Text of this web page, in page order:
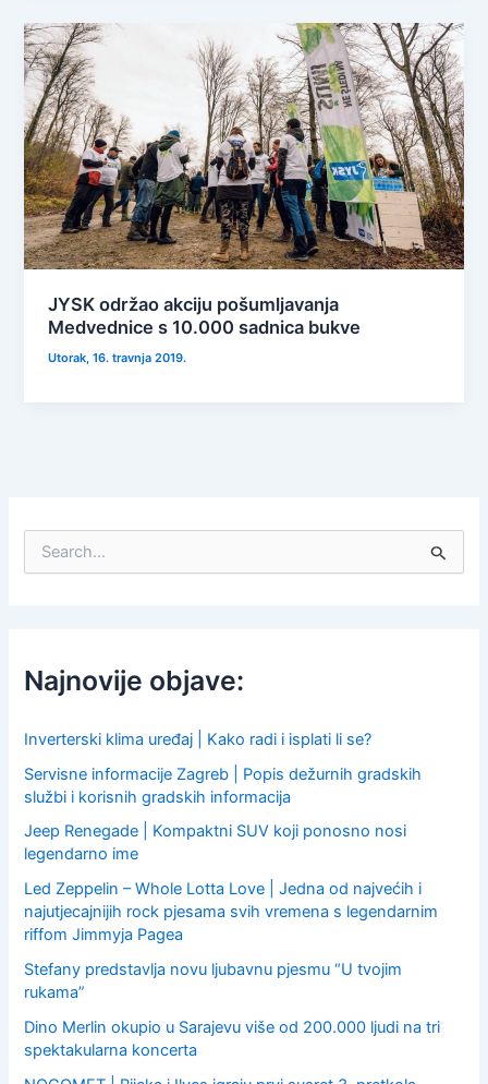
JYSK održao akciju pošumljavanja
Medvednice s 10.000 sadnica bukve
Utorak, 16. travnja 2019.
f
o
:
Najnovije objave:
Inverterski klima uređaj | Kako radi i isplati li se?
Servisne informacije Zagreb | Popis dežurnih gradskih
službi i korisnih gradskih informacija
Jeep Renegade | Kompaktni SUV koji ponosno nosi
legendarno ime
Led Zeppelin – Whole Lotta Love | Jedna od najvećih i
najutjecajnijih rock pjesama svih vremena s legendarnim
riffom Jimmyja Pagea
Stefany predstavlja novu ljubavnu pjesmu “U tvojim
rukama”
Dino Merlin okupio u Sarajevu više od 200.000 ljudi na tri
spektakularna koncerta